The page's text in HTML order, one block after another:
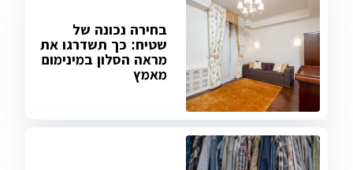
בחירה נכונה של
שטיח: כך תשדרגו את
מראה הסלון במינימום
מאמץ